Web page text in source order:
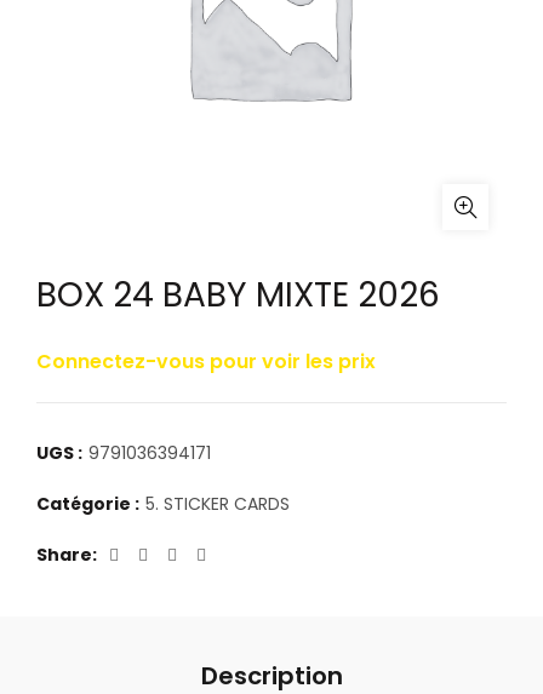
BOX 24 BABY MIXTE 2026
Connectez-vous pour voir les prix
UGS : 9791036394171
Catégorie : 5. STICKER CARDS
Share
Description